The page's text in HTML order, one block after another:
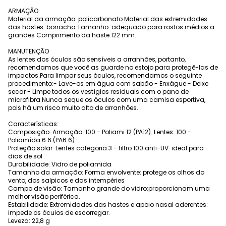
ARMAÇÃO
Material da armação: policarbonato Material das extremidades
das hastes: borracha Tamanho: adequado para rostos médios a
grandes Comprimento da haste:122 mm.
MANUTENÇÃO
As lentes dos óculos são sensíveis a arranhões, portanto,
recomendamos que você as guarde no estojo para protegê-las de
impactos.Para limpar seus óculos, recomendamos o seguinte
procedimento:- Lave-os em água com sabão - Enxágue - Deixe
secar - Limpe todos os vestígios residuais com o pano de
microfibra Nunca seque os óculos com uma camisa esportiva,
pois há um risco muito alto de arranhões.
Características:
Composição: Armação: 100 - Poliami 12 (PA12). Lentes: 100 -
Poliamída 6.6 (PA6.6).
Proteção solar: Lentes categoria 3 - filtro 100 anti-UV: ideal para
dias de sol
Durabilidade: Vidro de poliamida
Tamanho da armação: Forma envolvente: protege os olhos do
vento, dos salpicos e das intempéries
Campo de visão: Tamanho grande do vidro:proporcionam uma
melhor visão periférica.
Estabilidade: Extremidades das hastes e apoio nasal aderentes:
impede os óculos de escorregar.
Leveza: 22,8 g